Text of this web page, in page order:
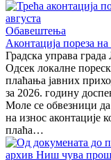
Обавештења
Аконтација пореза
Градска управа
Одсек локалне
плаћања јавних
за 2026. годину
Моле се обвезници да
на износ аконтације
плаћа…